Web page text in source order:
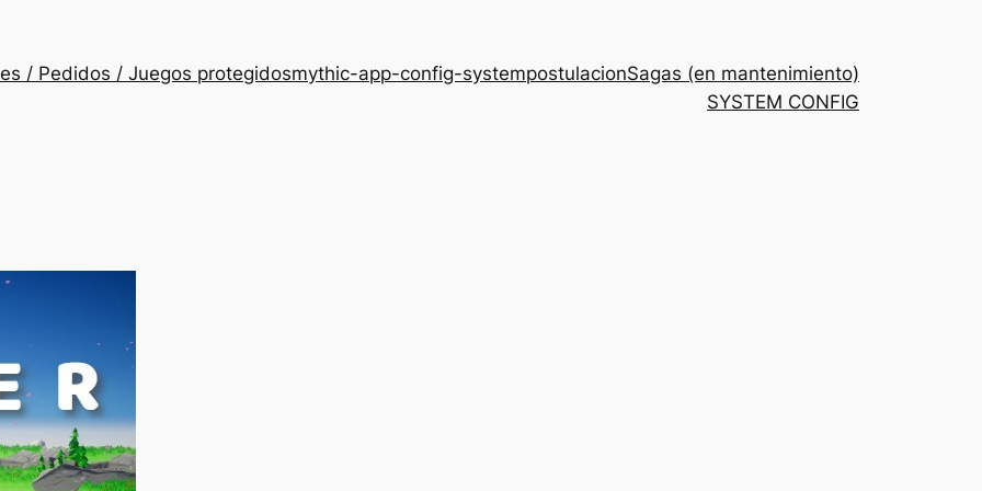
/ Pedidos / Juegos protegidosmythic-app-config-systempostulacionSagas (en mantenimiento)
SYSTEM CONFIG